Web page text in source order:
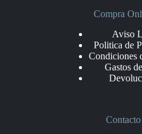
Compra
Aviso
Politica de
Condiciones
Gastos
Contacto